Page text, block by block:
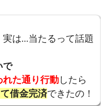
実は…当たるって話題
で
れた通り行動したら
借金完済できたの！